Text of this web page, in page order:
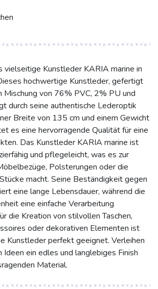
vielseitige Kunstleder KARIA marine in
hochwertige Kunstleder, gefertigt
Mischung von 76% PVC, 2% PU und
durch seine authentische Lederoptik
Breite von 135 cm und einem Gewicht
es eine hervorragende Qualität für eine
Das Kunstleder KARIA marine ist
und pflegeleicht, was es zur
Polsterungen oder die
macht. Seine Beständigkeit gegen
eine lange Lebensdauer, während die
eine einfache Verarbeitung
die Kreation von stilvollen Taschen,
oder dekorativen Elementen ist
Kunstleder perfekt geeignet. Verleihen
Ideen ein edles und langlebiges Finish
Material.